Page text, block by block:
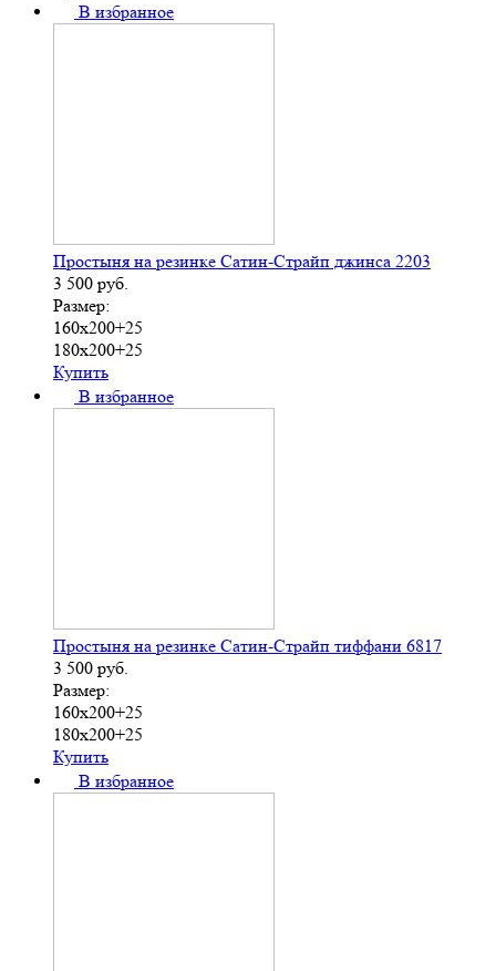
В избранное
Простыня на резинке Сатин-Страйп джинса 2203
3 500 руб.
Размер:
160х200+25
180х200+25
Купить
В избранное
Простыня на резинке Сатин-Страйп тиффани 6817
3 500 руб.
Размер:
160х200+25
180х200+25
Купить
В избранное